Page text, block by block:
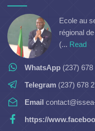
Ecole au
régional
(... Read
WhatsApp (237)
Telegram (237) 678
Email
https://